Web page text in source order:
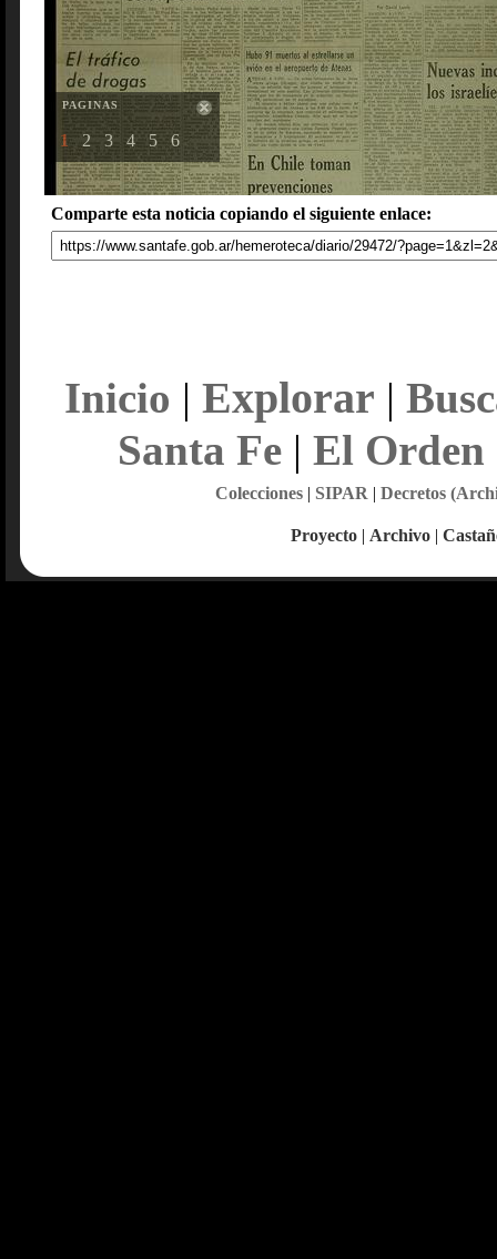
PAGINAS
1 2 3 4 5 6
Comparte esta noticia copiando el siguiente enlace:
Inicio | Explorar |
Santa Fe| El Orden
Colecciones| SIPAR | Decretos
Proyecto | Archivo |